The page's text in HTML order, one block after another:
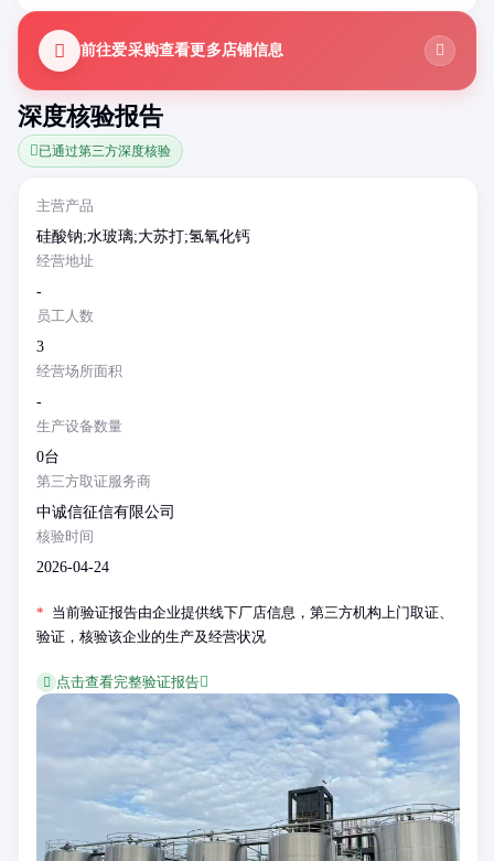
深度核验报告
已通过第三方深度核验
主营产品
硅酸钠;水玻璃;大苏打;氢氧化钙
经营地址
-
员工人数
3
经营场所面积
-
生产设备数量
0台
第三方取证服务商
中诚信征信有限公司
核验时间
2026-04-24
* 当前验证报告由企业提供线下厂店信息，第三方机构上门取证、
验证，核验该企业的生产及经营状况
点击查看完整验证报告
前往爱采购查看更多店铺信息